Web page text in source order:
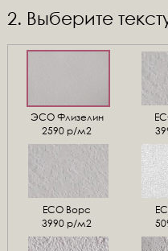
2. Выберите
ЭСО Флизелин
2590 р/м2
ЕСО Ворс
3990 р/м2